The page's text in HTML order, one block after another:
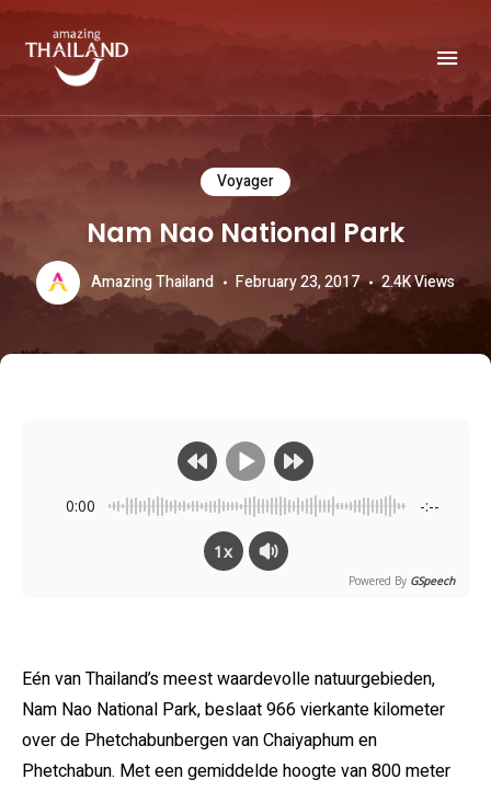
Voyager
Nam Nao National Park
Amazing Thailand February 23, 2017 2.4KViews
0:00 -:--
1x
Powered By GSpeech
Eén van Thailand’s meest waardevolle natuurgebieden,
Nam Nao National Park, beslaat 966 vierkante kilometer
over de Phetchabunbergen van Chaiyaphum en
Phetchabun. Met een gemiddelde hoogte van 800 meter